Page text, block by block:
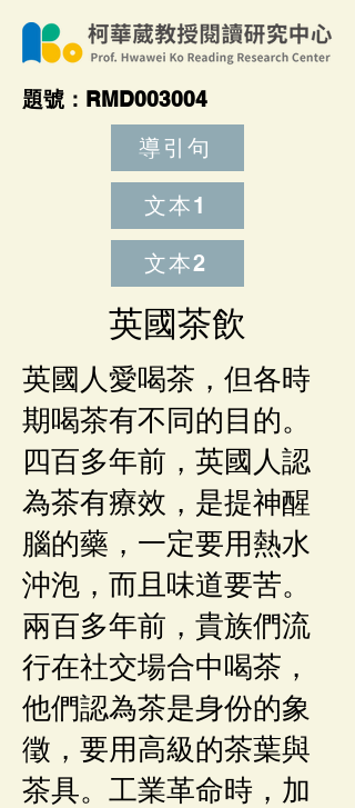
​題號：RMD003004
導引句
文本1
文本2
英國茶飲
英國人愛喝茶，但各時
期喝茶有不同的目的。
四百多年前，英國人認
為茶有療效，是提神醒
腦的藥，一定要用熱水
沖泡，而且味道要苦。
兩百多年前，貴族們流
行在社交場合中喝茶，
他們認為茶是身份的象
徵，要用高級的茶葉與
茶具。工業革命時，加